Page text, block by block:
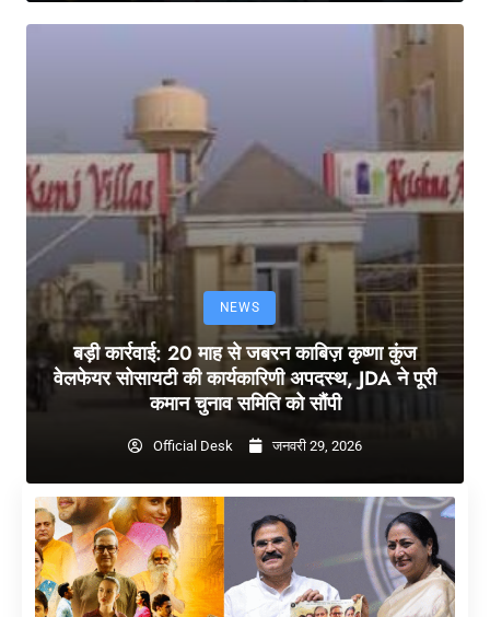
NEWS
बड़ी कार्रवाई: 20 माह से जबरन काबिज़ कृष्णा कुंज
वेलफेयर सोसायटी की कार्यकारिणी अपदस्थ, JDA ने पूरी
कमान चुनाव समिति को सौंपी
Official Desk जनवरी 29, 2026